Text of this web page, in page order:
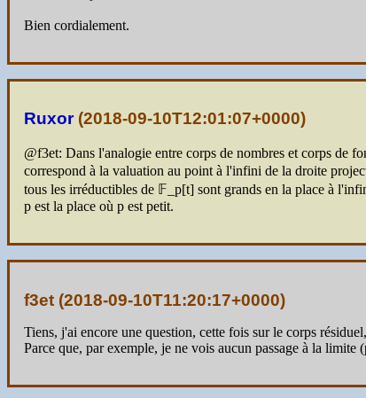
Bien cordialement.
Ruxor(2018-09-10T12:01:07+0000)
@f3et: Dans l'analogie entre corps de nombres et corps de
correspond à la valuation au point à l'infini de la droite
tous les irréductibles de 𝔽_p[t] sont grands en la place à
p est la place où p est petit.
f3et (2018-09-10T11:20:17+0000)
Tiens, j'ai encore une question, cette fois sur le corps
Parce que, par exemple, je ne vois aucun passage à la